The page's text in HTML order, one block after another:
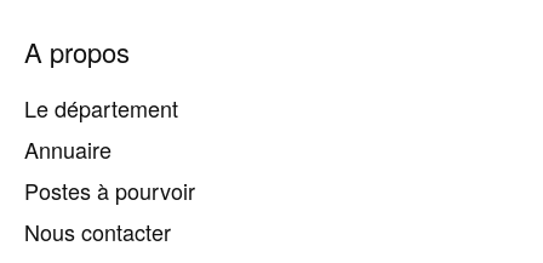
Pied
de
A propos
Le département
Annuaire
Postes à pourvoir
Nous contacter